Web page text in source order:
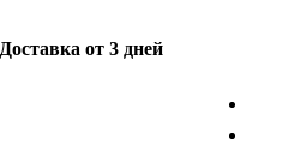
от 3 дней